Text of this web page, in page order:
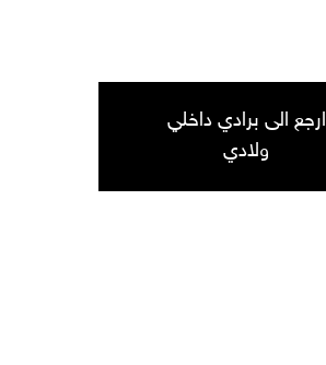
ارجع الى برادي داخلي
ولادي